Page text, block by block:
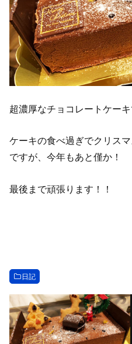
超濃厚なチョコレートケー
ケーキの食べ過ぎでクリス
ですが、今年もあと僅か！
最後まで頑張ります！！
日記